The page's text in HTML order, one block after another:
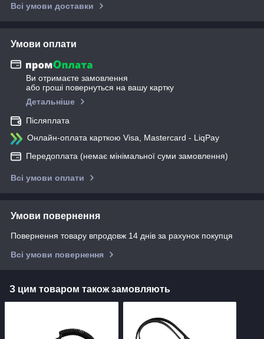
Всі умови доставки
Умови оплати
Ви отримаєте замовлення
або гроші повернуться на вашу картку
Детальніше
Післяплата
Онлайн-оплата карткою Visa, Mastercard - LiqPay
Передоплата (немає мінімальної суми замовлення)
Всі умови оплати
Умови повернення
Повернення товару впродовж 14 днів за рахунок покупця
Всі умови повернення
З цим товаром також замовляють